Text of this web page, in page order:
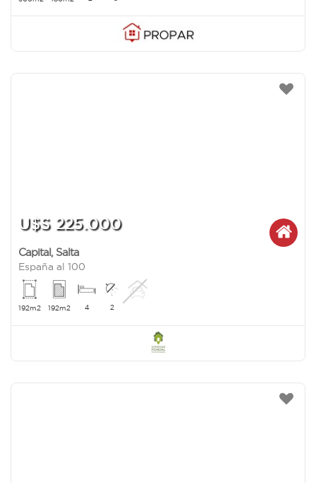
U$S 225.000
Capital, Salta
España al 100
192m2 192m2 4 2